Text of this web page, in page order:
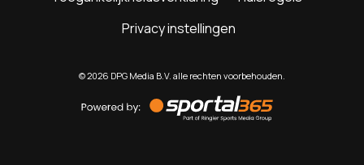
Privacy instellingen
©2026 DPG Media B.V. alle rechten voorbehouden.
by
Sportal365